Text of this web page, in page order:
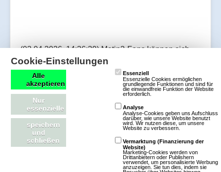
(03.04.2026, 14:36:39) Metin2-Fans können sich
auf ein großes Update freuen, das Gilden und
Gildenländereien umfassend überarbeitet. Mit
Update 26.0 wird der Gildenaufstieg,
Gildenländereien und zahlreiche Komfortfunktionen
neu gestaltet.
Artikel lesen
Cookie-Einstellungen
Alle
akzeptieren
Nur
essenzielle
speichern
und
schließen
Essenziell
Essenzielle Cookies ermöglichen
grundlegende Funktionen und sind für
die einwandfreie Funktion der Website
erforderlich.
Analyse
Analyse-Cookies geben uns Aufschluss
darüber, wie unsere Website benutzt
wird. Wir nutzen diese, um unsere
Website zu verbessern.
Vermarktung (Finanzierung der
Website)
Marketing-Cookies werden von
Drittanbietern oder Publishern
verwendet, um personalisierte Werbung
anzuzeigen. Sie tun dies, indem sie